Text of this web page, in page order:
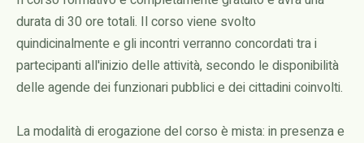
durata di 30 ore totali. Il corso viene svolto
quindicinalmente e gli incontri verranno concordati tra i
partecipanti all'inizio delle attività, secondo le disponibilità
delle agende dei funzionari pubblici e dei cittadini coinvolti.
La modalità di erogazione del corso è mista: in presenza e